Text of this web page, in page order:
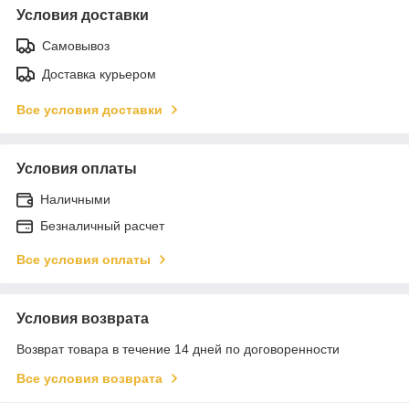
Условия доставки
Самовывоз
Доставка курьером
Все условия доставки
Условия оплаты
Наличными
Безналичный расчет
Все условия оплаты
Условия возврата
Возврат товара в течение 14 дней по договоренности
Все условия возврата